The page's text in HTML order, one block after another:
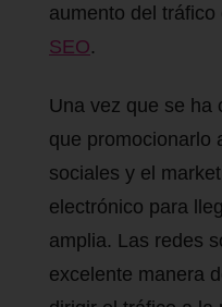
aumento del
SEO.
Una vez que se ha
que promocionarlo
sociales y el
electrónico para
amplia. Las redes
excelente manera